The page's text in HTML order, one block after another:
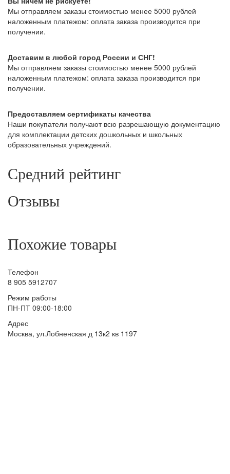
Мы отправляем заказы стоимостью менее 5000 рублей
наложенным платежом: оплата заказа производится при
получении.
Доставим в любой город России и СНГ!
Мы отправляем заказы стоимостью менее 5000 рублей
наложенным платежом: оплата заказа производится при
получении.
Предоставляем сертификаты качества
Наши покупатели получают всю разрешающую документацию
для комплектации детских дошкольных и школьных
образовательных учреждений.
Средний рейтинг
Отзывы
Похожие товары
Телефон
8 905 5912707
Режим работы
ПН-ПТ 09:00-18:00
Адрес
Москва, ул.Лобненская д 13к2 кв 1197